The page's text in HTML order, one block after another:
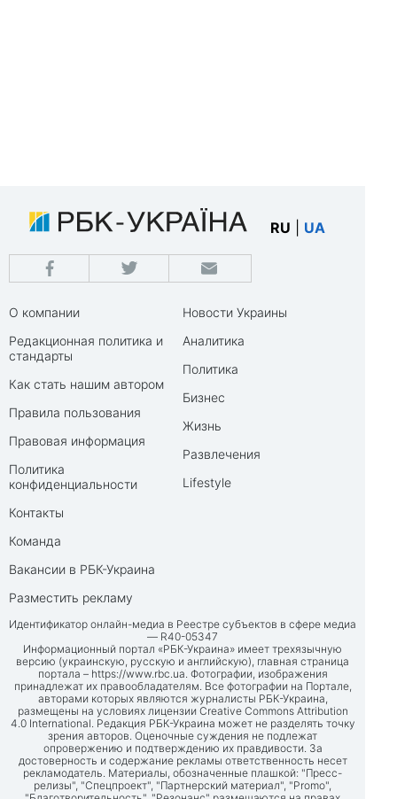
RU UA
О компании
Редакционная политика и
стандарты
Как стать нашим автором
Правила пользования
Правовая информация
Политика
конфиденциальности
Контакты
Команда
Вакансии в РБК-Украина
Разместить рекламу
Новости Украины
Аналитика
Политика
Бизнес
Жизнь
Развлечения
Lifestyle
Идентификатор онлайн-медиа в Реестре субъектов в сфере медиа
— R40-05347
Информационный портал «РБК-Украина» имеет трехязычную
версию (украинскую, русскую и английскую), главная страница
портала – https://www.rbc.ua. Фотографии, изображения
принадлежат их правообладателям. Все фотографии на Портале,
авторами которых являются журналисты РБК-Украина,
размещены на условиях лицензии Creative Commons Attribution
4.0 International. Редакция РБК-Украина может не разделять точку
зрения авторов. Оценочные суждения не подлежат
опровержению и подтверждению их правдивости. За
достоверность и содержание рекламы ответственность несет
рекламодатель. Материалы, обозначенные плашкой: "Пресс-
релизы", "Спецпроект", "Партнерский материал", "Promo",